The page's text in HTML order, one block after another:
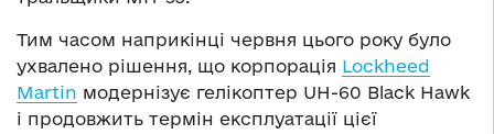
Тим часом наприкінці червня цього року було
ухвалено рішення, що корпорація Lockheed
Martin модернізує гелікоптер UH-60 Black Hawk
і продовжить термін експлуатації цієї